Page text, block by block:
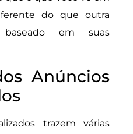
do que outra
em suas
Anúncios
trazem várias